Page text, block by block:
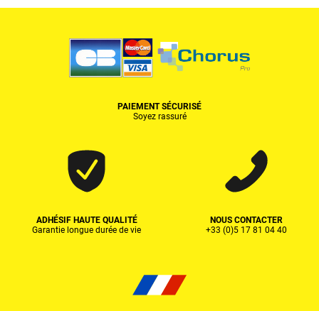
PAIEMENT SÉCURISÉ
Soyez rassuré
ADHÉSIF HAUTE QUALITÉ
Garantie longue durée de vie
NOUS CONTACTER
+33 (0)5 17 81 04 40